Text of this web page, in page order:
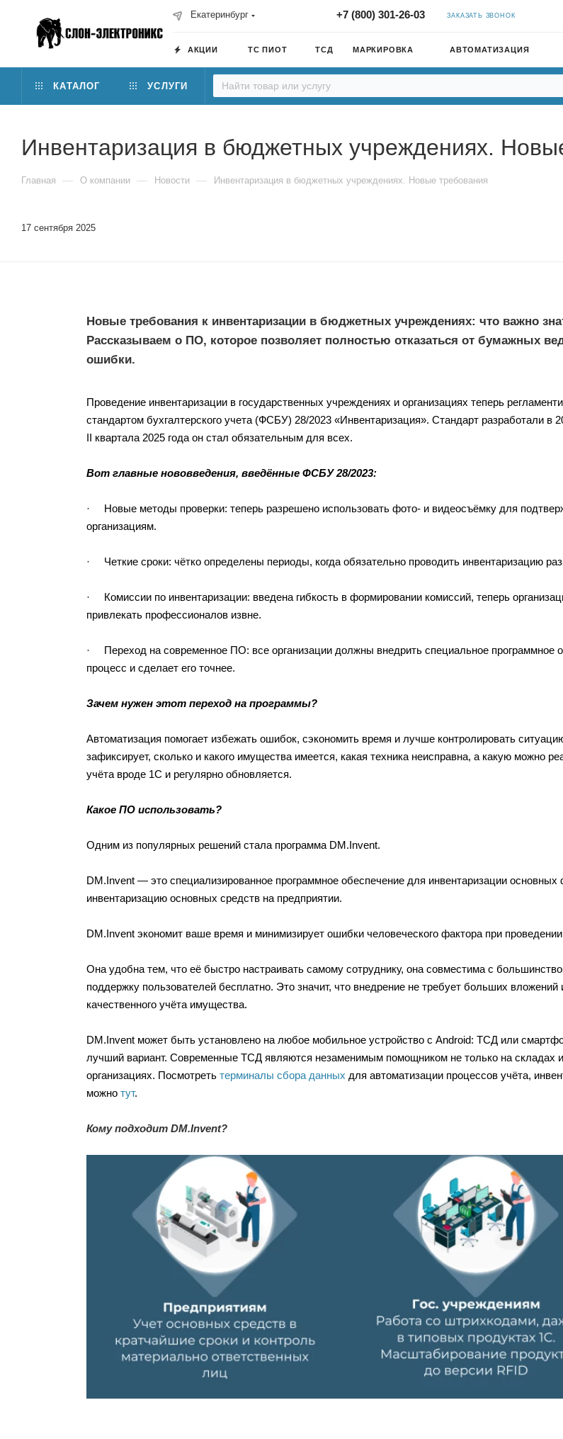
Екатеринбург +7 (800) 301-26-03 ЗАКАЗАТЬ ЗВОНОК
АКЦИИ ТС ПИОТ ТСД МАРКИРОВКА АВТОМАТИЗАЦИЯ
КАТАЛОГ УСЛУГИ
Инвентаризация в бюджетных учреждениях.
Главная — О компании — Новости — Инвентаризация в бюджетных учреждениях. Новые требования
17 сентября 2025
Новые требования к инвентаризации в бюджетных учреждениях: что важно
Рассказываем о ПО, которое позволяет полностью отказаться от бумажных
ошибки.
Проведение инвентаризации в государственных учреждениях и организациях теперь
стандартом бухгалтерского учета (ФСБУ) 28/2023 «Инвентаризация». Стандарт разработали в
II квартала 2025 года он стал обязательным для всех.
Вот главные нововведения, введённые ФСБУ 28/2023:
· Новые методы проверки: теперь разрешено использовать фото- и видеосъёмку для
организациям.
· Четкие сроки: чётко определены периоды, когда обязательно проводить инвентаризацию
· Комиссии по инвентаризации: введена гибкость в формировании комиссий, теперь
привлекать профессионалов извне.
· Переход на современное ПО: все организации должны внедрить специальное программное
процесс и сделает его точнее.
Зачем нужен этот переход на программы?
Автоматизация помогает избежать ошибок, сэкономить время и лучше контролировать
зафиксирует, сколько и какого имущества имеется, какая техника неисправна, а какую можно
учёта вроде 1С и регулярно обновляется.
Какое ПО использовать?
Одним из популярных решений стала программа DM.Invent.
DM.Invent — это специализированное программное обеспечение для инвентаризации
инвентаризацию основных средств на предприятии.
DM.Invent экономит ваше время и минимизирует ошибки человеческого фактора при
Она удобна тем, что её быстро настраивать самому сотруднику, она совместима с
поддержку пользователей бесплатно. Это значит, что внедрение не требует больших
качественного учёта имущества.
DM.Invent может быть установлено на любое мобильное устройство с Android: ТСД или
лучший вариант. Современные ТСД являются незаменимым помощником не только на складах
организациях. Посмотреть терминалы сбора данных для автоматизации процессов учёта,
можно тут.
Кому подходит DM.Invent?